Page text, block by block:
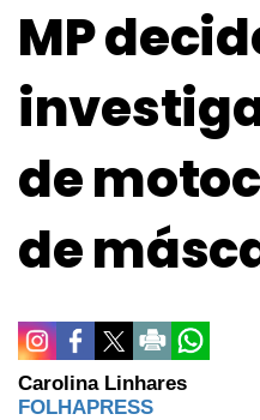
MP
de
de
Carolina Linhares
FOLHAPRESS